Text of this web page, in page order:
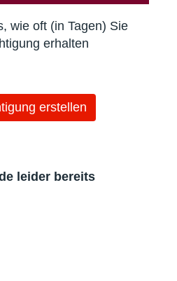
wie oft (in Tagen) Sie
erhalten
erstellen
leider bereits